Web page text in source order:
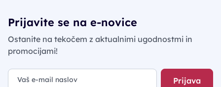
Prijavite se na e-novice
Ostanite na tekočem z aktualnimi ugodnostmi in
promocijami!
Prijava